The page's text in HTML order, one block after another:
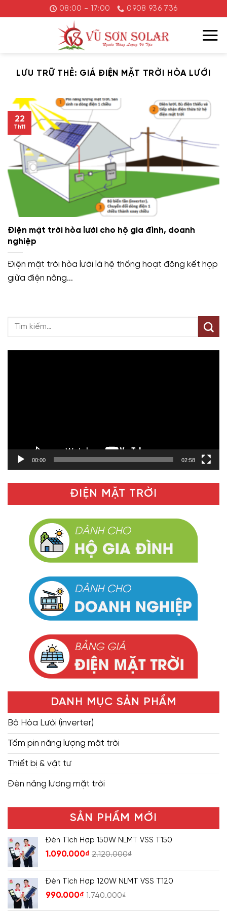
đến
08:00 - 17:00 0908 936 736
LƯU TRỮ THẺ: GIÁ ĐIỆN MẶT TRỜI HÒA LƯỚI
Điện mặt trời hòa lưới cho hộ gia đình, doanh
nghiệp
Điện mặt trời hòa lưới là hệ thống hoạt động kết hợp
giữa điện năng...
22
Th11
00:00 02:58
ĐIỆN MẶT TRỜI
DANH MỤC SẢN PHẨM
Bộ Hòa Lưới (inverter)
Tấm pin năng lượng mặt trời
Thiết bị & vật tư
Đèn năng lượng mặt trời
SẢN PHẨM MỚI
Đèn Tích Hợp 150W NLMT VSS T150
1.090.000₫ 2.120.000₫
Đèn Tích Hợp 120W NLMT VSS T120
990.000₫ 1.740.000₫